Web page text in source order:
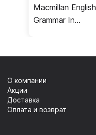
Macmillan English
Grammar In
О компании
Акции
Доставка
Оплата и возврат